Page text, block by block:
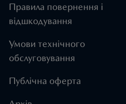
Правила повернення і
відшкодування
Умови технічного
обслуговування
Публічна оферта